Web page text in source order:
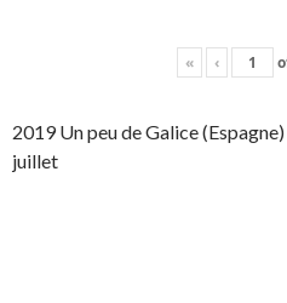
« ‹
2019 Un peu de Galice
juillet